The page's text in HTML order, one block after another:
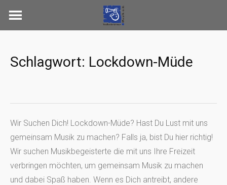
Schlagwort: Lockdown-Müde
Wir Suchen Dich! Lockdown-Müde? Hast Du Lust mit uns
gemeinsam Musik zu machen? Falls ja, bist Du hier richtig!
Wir suchen Musikbegeisterte die mit uns Ihre Freizeit
verbringen möchten, um gemeinsam Musik zu machen
und dabei Spaß haben. Wenn es Dich antreibt, andere